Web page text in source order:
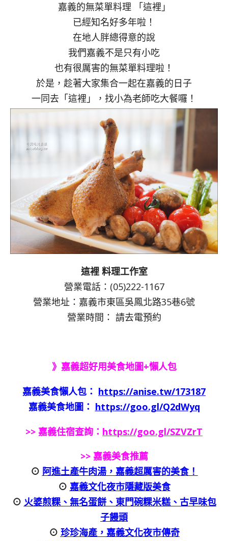
嘉義的無菜單料理 「這裡」
已經知名好多年啦！
在地人胖總得意的說
我們嘉義不是只有小吃
也有很厲害的無菜單料理啦！
於是，趁著大家集合一起在嘉義的日子
一同去「這裡」，找小為老師吃大餐囉！
這裡 料理工作室
營業電話：(05)222-1167
營業地址：嘉義市東區吳鳳北路35巷6號
營業時間： 請去電預約
》嘉義超好用美食地圖+懶人包
嘉義美食懶人包： https://anise.tw/173187
嘉義美食地圖： https://goo.gl/Q2dWyq
>> 嘉義住宿查詢： https://goo.gl/SZVZrT
>> 嘉義美食推薦
⊙ 阿進土產牛肉湯，嘉義超厲害的美食！
⊙ 嘉義文化夜市隱藏版美食
⊙ 火婆煎粿、無名蛋餅、東門碗粿米糕、古早味包
子饅頭
⊙ 珍珍海產，嘉義文化夜市傳奇